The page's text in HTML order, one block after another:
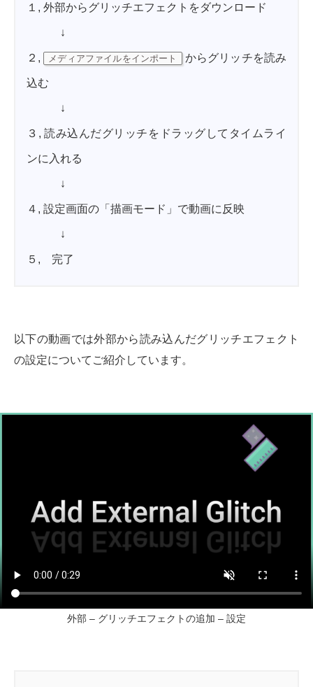
１, 外部からグリッチエフェクトをダウンロード
↓
２, メディアファイルをインポート からグリッチを読み
込む
↓
３, 読み込んだグリッチをドラッグしてタイムライ
ンに入れる
↓
４, 設定画面の「描画モード」で動画に反映
↓
５, 完了
以下の動画では外部から読み込んだグリッチエフェクト
の設定についてご紹介しています。
外部 – グリッチエフェクトの追加 – 設定